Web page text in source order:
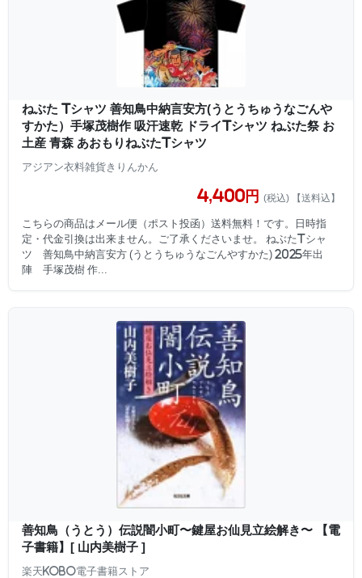
ねぶた Tシャツ 善知鳥中納言安方(うとうちゅうなごんや
すかた）手塚茂樹作 吸汗速乾 ドライTシャツ ねぶた祭 お
土産 青森 あおもりねぶたTシャツ
アジアン衣料雑貨きりんかん
4,400円 (税込) 【送料込】
こちらの商品はメール便（ポスト投函）送料無料！です。日時指
定・代金引換は出来ません。ご了承くださいませ。 ねぶたTシャ
ツ 善知鳥中納言安方 (うとうちゅうなごんやすかた) 2025年出
陣 手塚茂樹 作...
善知鳥（うとう）伝説闇小町〜鍵屋お仙見立絵解き〜 【電
子書籍】[ 山内美樹子 ]
楽天Kobo電子書籍ストア